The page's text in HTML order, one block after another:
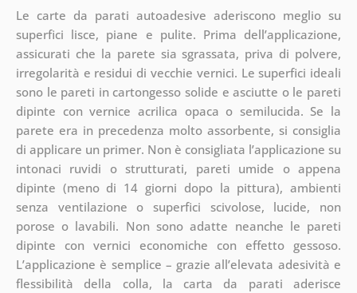
Le carte da parati autoadesive aderiscono meglio su
superfici lisce, piane e pulite. Prima dell’applicazione,
assicurati che la parete sia sgrassata, priva di polvere,
irregolarità e residui di vecchie vernici. Le superfici ideali
sono le pareti in cartongesso solide e asciutte o le pareti
dipinte con vernice acrilica opaca o semilucida. Se la
parete era in precedenza molto assorbente, si consiglia
di applicare un primer. Non è consigliata l’applicazione su
intonaci ruvidi o strutturati, pareti umide o appena
dipinte (meno di 14 giorni dopo la pittura), ambienti
senza ventilazione o superfici scivolose, lucide, non
porose o lavabili. Non sono adatte neanche le pareti
dipinte con vernici economiche con effetto gessoso.
L’applicazione è semplice – grazie all’elevata adesività e
flessibilità della colla, la carta da parati aderisce